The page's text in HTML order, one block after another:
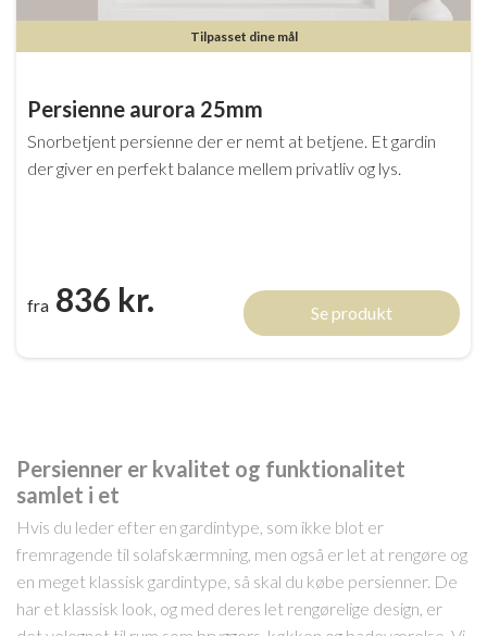
Tilpasset dine mål
Persienne aurora 25mm
Snorbetjent persienne der er nemt at betjene. Et gardin
der giver en perfekt balance mellem privatliv og lys.
fra 836 kr. Se produkt
Persienner er kvalitet og funktionalitet
samlet i et
Hvis du leder efter en gardintype, som ikke blot er
fremragende til solafskærmning, men også er let at rengøre og
en meget klassisk gardintype, så skal du købe persienner. De
har et klassisk look, og med deres let rengørelige design, er